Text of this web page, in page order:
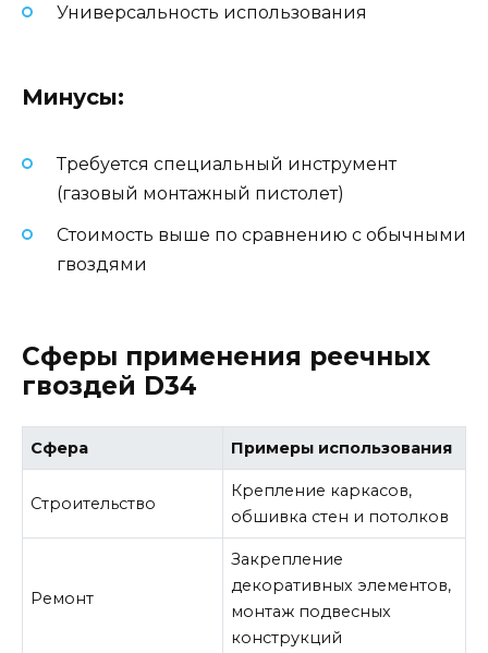
Универсальность использования
Минусы:
Требуется специальный инструмент
(газовый монтажный пистолет)
Стоимость выше по сравнению с обычными
гвоздями
Сферы применения реечных
гвоздей D34
Сфера Примеры использования
Строительство
Крепление каркасов,
обшивка стен и потолков
Ремонт
Закрепление
декоративных элементов,
монтаж подвесных
конструкций